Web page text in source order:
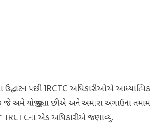
ઉદ્ઘાટન પછી IRCTC અધિકારીઓએ આધ્યાત્મિક
જે અમે યોજી રહ્યા છીએ અને અમારા અગાઉના તમામ
IRCTCના એક અધિકારીએ જણાવ્યું.